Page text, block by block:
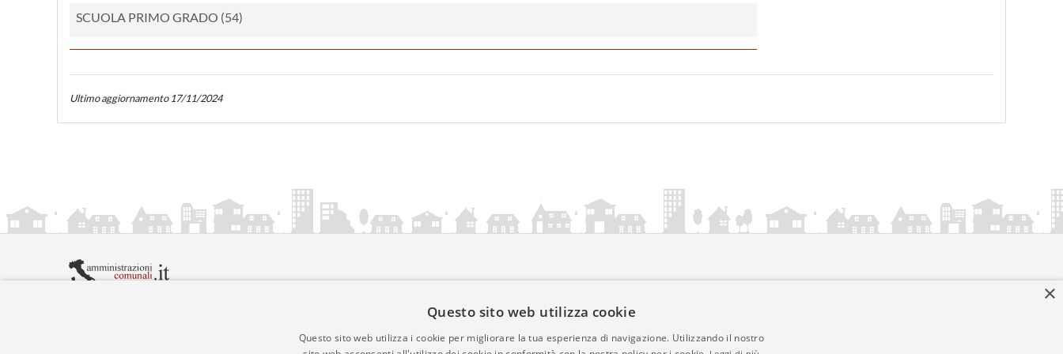
SCUOLA PRIMO GRADO (54)
Ultimo aggiornamento 17/11/2024
Informativa Privacy|Informativa Cookies • Time 0.0065
×
Questo sito web utilizza cookie
Questo sito web utilizza i cookie per migliorare la tua esperienza di navigazione. Utilizzando il nostro